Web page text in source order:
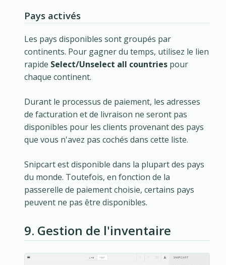
Pays activés
Les pays disponibles sont groupés par
continents. Pour gagner du temps, utilisez le lien
rapide Select/Unselect all countries pour
chaque continent.
Durant le processus de paiement, les adresses
de facturation et de livraison ne seront pas
disponibles pour les clients provenant des pays
que vous n'avez pas cochés dans cette liste.
Snipcart est disponible dans la plupart des pays
du monde. Toutefois, en fonction de la
passerelle de paiement choisie, certains pays
peuvent ne pas être disponibles.
9. Gestion de l'inventaire